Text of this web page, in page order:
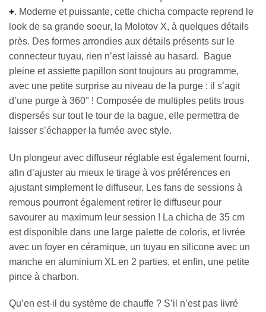
+. Moderne et puissante, cette chicha compacte reprend le
look de sa grande soeur, la Molotov X, à quelques détails
près. Des formes arrondies aux détails présents sur le
connecteur tuyau, rien n’est laissé au hasard. Bague
pleine et assiette papillon sont toujours au programme,
avec une petite surprise au niveau de la purge : il s’agit
d’une purge à 360° ! Composée de multiples petits trous
dispersés sur tout le tour de la bague, elle permettra de
laisser s’échapper la fumée avec style.
Un plongeur avec diffuseur réglable est également fourni,
afin d’ajuster au mieux le tirage à vos préférences en
ajustant simplement le diffuseur. Les fans de sessions à
remous pourront également retirer le diffuseur pour
savourer au maximum leur session ! La chicha de 35 cm
est disponible dans une large palette de coloris, et livrée
avec un foyer en céramique, un tuyau en silicone avec un
manche en aluminium XL en 2 parties, et enfin, une petite
pince à charbon.
Qu’en est-il du système de chauffe ? S’il n’est pas livré